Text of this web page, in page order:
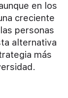
en los
creciente
personas
alternativa
más